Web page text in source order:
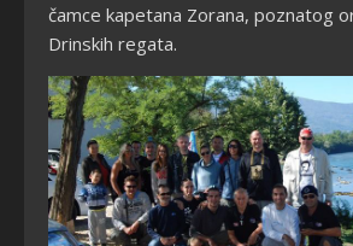
čamce kapetana Zorana, poznatog
Drinskih regata.